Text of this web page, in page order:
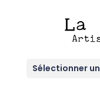
Sélectionner